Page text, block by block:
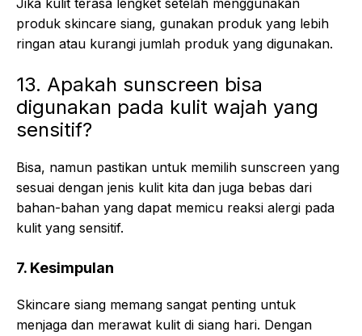
Jika kulit terasa lengket setelah menggunakan
produk skincare siang, gunakan produk yang lebih
ringan atau kurangi jumlah produk yang digunakan.
13. Apakah sunscreen bisa
digunakan pada kulit wajah yang
sensitif?
Bisa, namun pastikan untuk memilih sunscreen yang
sesuai dengan jenis kulit kita dan juga bebas dari
bahan-bahan yang dapat memicu reaksi alergi pada
kulit yang sensitif.
7. Kesimpulan
Skincare siang memang sangat penting untuk
menjaga dan merawat kulit di siang hari. Dengan